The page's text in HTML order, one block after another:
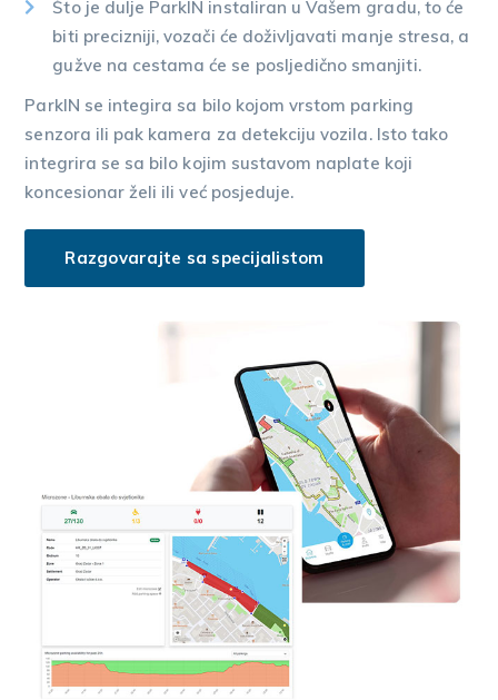
Što je dulje ParkIN instaliran u Vašem gradu, to će
biti precizniji, vozači će doživljavati manje stresa, a
gužve na cestama će se posljedično smanjiti.
ParkIN se integira sa bilo kojom vrstom parking
senzora ili pak kamera za detekciju vozila. Isto tako
integrira se sa bilo kojim sustavom naplate koji
koncesionar želi ili već posjeduje.
Razgovarajte sa specijalistom